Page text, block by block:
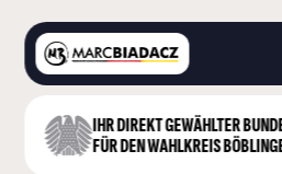
IHR DIREKT GEWÄHLTER
FÜR DEN WAHLKREIS